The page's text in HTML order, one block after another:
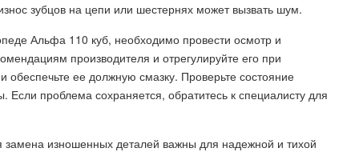
зубцов на цепи или шестернях может вызвать шум.
Альфа 110 куб, необходимо провести осмотр и
производителя и отрегулируйте его при
обеспечьте ее должную смазку. Проверьте состояние
проблема сохраняется, обратитесь к специалисту для
изношенных деталей важны для надежной и тихой